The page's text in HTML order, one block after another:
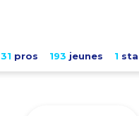
31 pros 193 jeunes 1